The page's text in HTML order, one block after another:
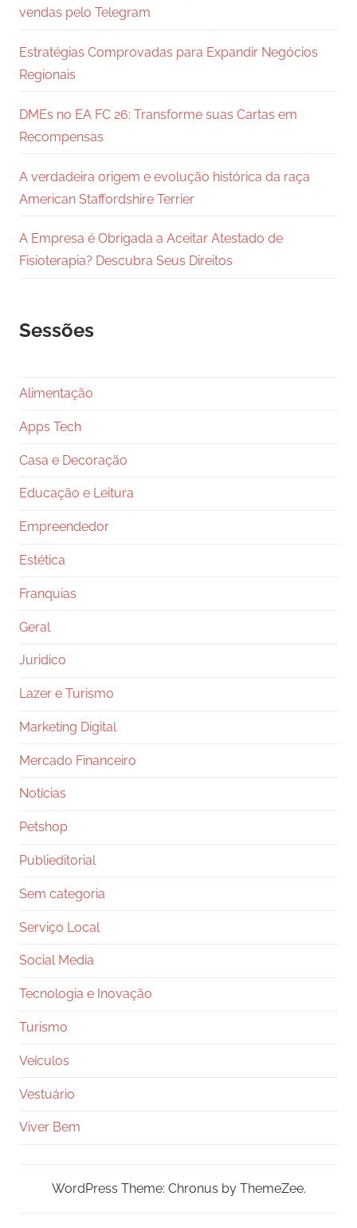
vendas pelo Telegram
Estratégias Comprovadas para Expandir Negócios
Regionais
DMEs no EA FC 26: Transforme suas Cartas em
Recompensas
A verdadeira origem e evolução histórica da raça
American Staffordshire Terrier
A Empresa é Obrigada a Aceitar Atestado de
Fisioterapia? Descubra Seus Direitos
Sessões
Alimentação
Apps Tech
Casa e Decoração
Educação e Leitura
Empreendedor
Estética
Franquias
Geral
Juridico
Lazer e Turismo
Marketing Digital
Mercado Financeiro
Notícias
Petshop
Publieditorial
Sem categoria
Serviço Local
Social Media
Tecnologia e Inovação
Turismo
Veículos
Vestuário
Viver Bem
WordPress Theme: Chronus by ThemeZee.